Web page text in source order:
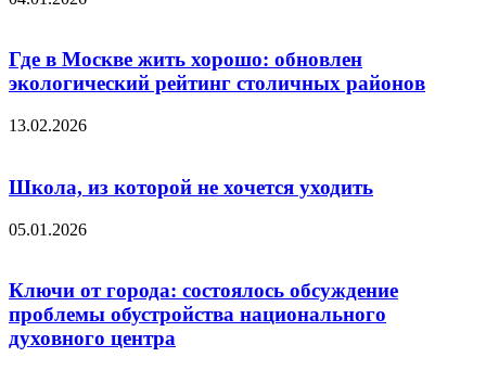
Где в Москве жить хорошо: обновлен
экологический рейтинг столичных районов
13.02.2026
Школа, из которой не хочется уходить
05.01.2026
Ключи от города: состоялось обсуждение
проблемы обустройства национального
духовного центра